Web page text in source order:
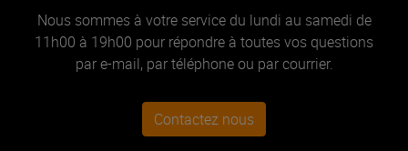
Nous sommes à votre service du lundi au samedi de
11h00 à 19h00 pour répondre à toutes vos questions
par e-mail, par téléphone ou par courrier.
Contactez nous